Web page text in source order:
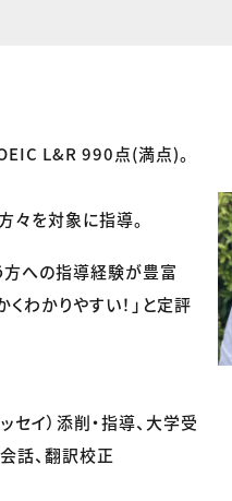
L&R 990点(満点)。
々を対象に指導。
方への指導経験が豊富
わかりやすい！」と定評
イ）添削・指導、大学受
話、翻訳校正